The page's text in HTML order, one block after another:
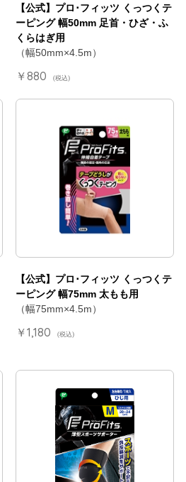
【公式】プロ･フィッツ くっつくテ
ーピング 幅50mm 足首・ひざ・ふ
くらはぎ用
（幅50mm×4.5m）
￥880 (税込)
【公式】プロ･フィッツ くっつくテ
ーピング 幅75mm 太もも用
（幅75mm×4.5m）
￥1,180 (税込)